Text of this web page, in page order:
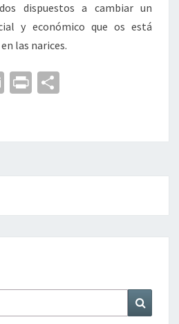
dispuestos a cambiar un
y económico que os está
las narices.
E
l
Pr
p
ar